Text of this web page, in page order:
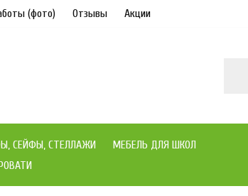
(фото) Отзывы Акции
СЕЙФЫ, СТЕЛЛАЖИ
МЕБЕЛЬ ДЛЯ ШКОЛ